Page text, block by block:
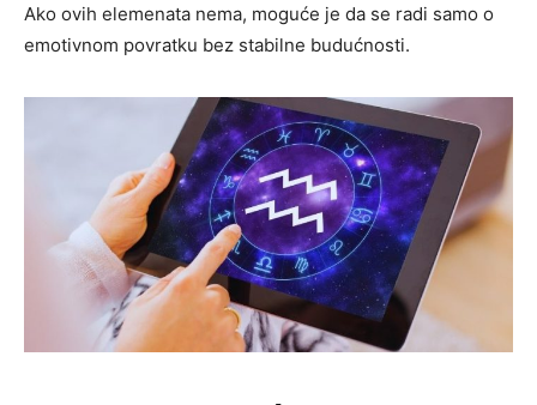
Ako ovih elemenata nema, moguće je da se radi samo o
emotivnom povratku bez stabilne budućnosti.